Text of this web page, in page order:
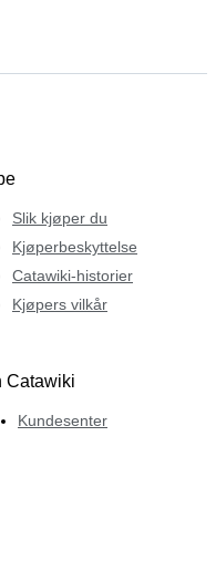
Slik kjøper du
Kjøperbeskyttelse
Catawiki-historier
Kjøpers vilkår
Catawiki
Kundesenter